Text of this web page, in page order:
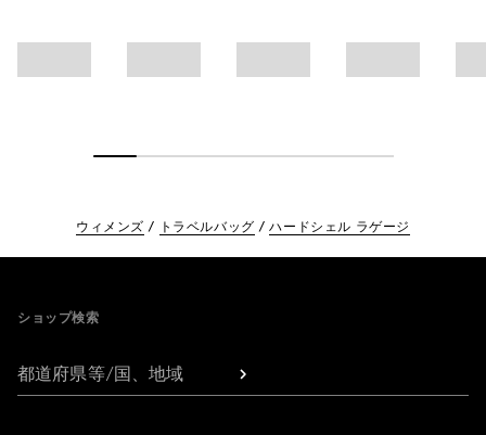
ウィメンズ トラベルバッグ ハードシェル ラゲージ
ショップ検索
都道府県等/国、地域